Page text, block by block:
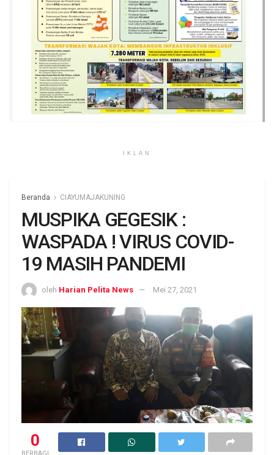
IKLAN
Beranda CIAYUMAJAKUNING
MUSPIKA GEGESIK :
WASPADA ! VIRUS COVID-
19 MASIH PANDEMI
oleh Harian Pelita News Mei 27, 2021
0